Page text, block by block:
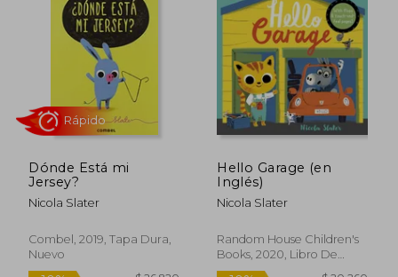
Dónde Está mi
Jersey?
Nicola Slater
Combel, 2019, Tapa Dura,
Nuevo
Hello Garage (en
Inglés)
Nicola Slater
Random House Children's
Books, 2020, Libro De
Cartón, Nuevo